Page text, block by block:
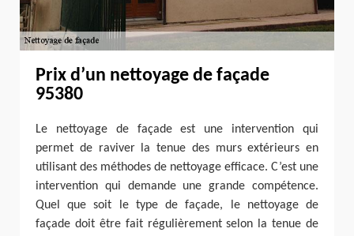
Prix d’un nettoyage de façade
95380
Le nettoyage de façade est une intervention qui
permet de raviver la tenue des murs extérieurs en
utilisant des méthodes de nettoyage efficace. C’est une
intervention qui demande une grande compétence.
Quel que soit le type de façade, le nettoyage de
façade doit être fait régulièrement selon la tenue de